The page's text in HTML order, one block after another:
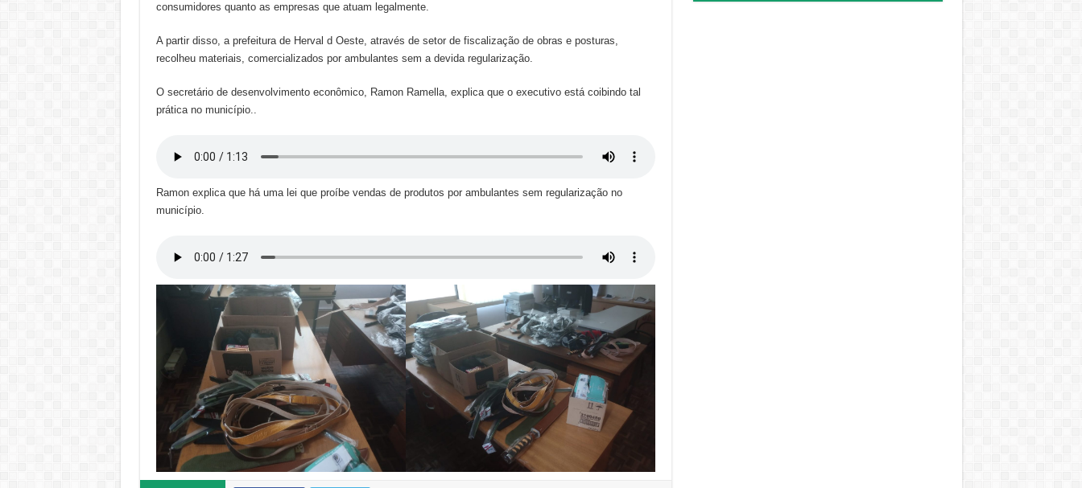
consumidores quanto as empresas que atuam legalmente.
A partir disso, a prefeitura de Herval d Oeste, através de setor de fiscalização de obras e posturas,
recolheu materiais, comercializados por ambulantes sem a devida regularização.
O secretário de desenvolvimento econômico, Ramon Ramella, explica que o executivo está coibindo tal
prática no município..
Ramon explica que há uma lei que proíbe vendas de produtos por ambulantes sem regularização no
município.